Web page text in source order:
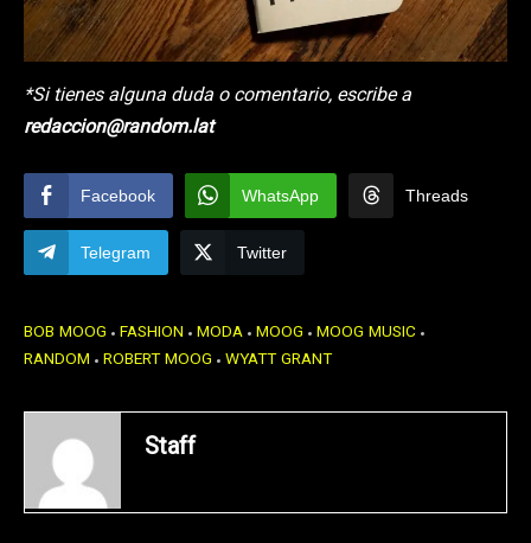
*Si tienes alguna duda o comentario, escribe a
redaccion@random.lat
Facebook WhatsApp Threads
Telegram Twitter
BOB MOOG FASHION MODA MOOG MOOG MUSIC
RANDOM ROBERT MOOG WYATT GRANT
Staff